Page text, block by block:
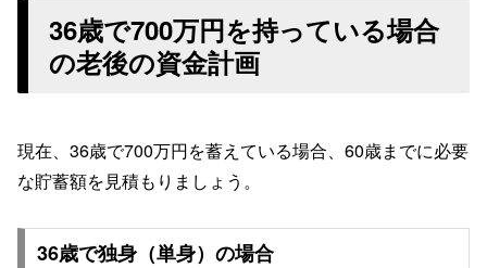
36歳で700万円を持っている場合
の老後の資金計画
現在、36歳で700万円を蓄えている場合、60歳までに必要
な貯蓄額を見積もりましょう。
36歳で独身（単身）の場合